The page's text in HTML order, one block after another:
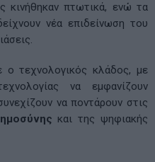
κινήθηκαν πτωτικά, ενώ τα
νέα επιδείνωση του
ο τεχνολογικός κλάδος, με
να εμφανίζουν
να ποντάρουν στις
και της ψηφιακής